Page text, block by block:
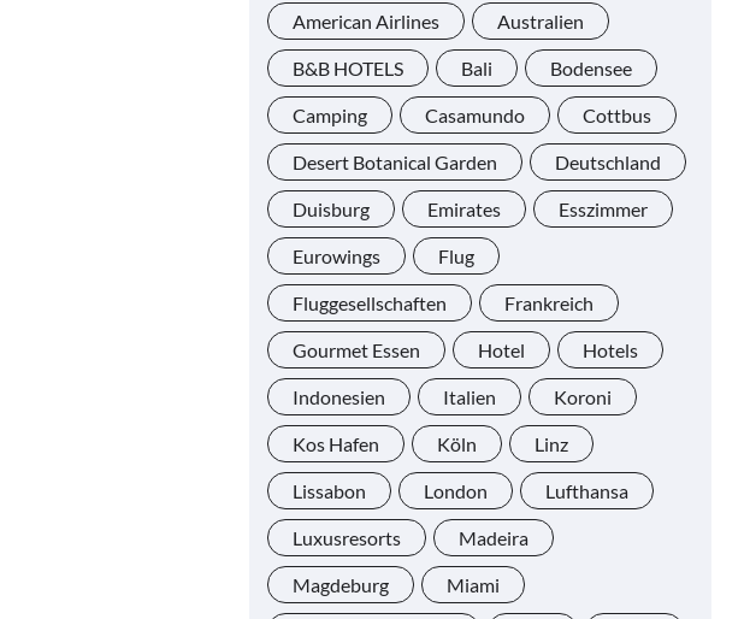
American Airlines Australien
B&B HOTELS Bali Bodensee
Camping Casamundo Cottbus
Desert Botanical Garden Deutschland
Duisburg Emirates Esszimmer
Eurowings Flug
Fluggesellschaften Frankreich
Gourmet Essen Hotel Hotels
Indonesien Italien Koroni
Kos Hafen Köln Linz
Lissabon London Lufthansa
Luxusresorts Madeira
Magdeburg Miami